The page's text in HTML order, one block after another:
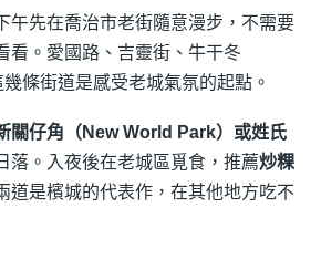
午先在喬治市老街隨意漫步，不需要
看。愛國路、吉靈街、牛干冬
幾條街道是感受老城氣氛的起點。
關仔角（New World Park） 或姓氏
落。入夜後在老城區覓食，推薦炒粿
道是檳城的代表作，在其他地方吃不